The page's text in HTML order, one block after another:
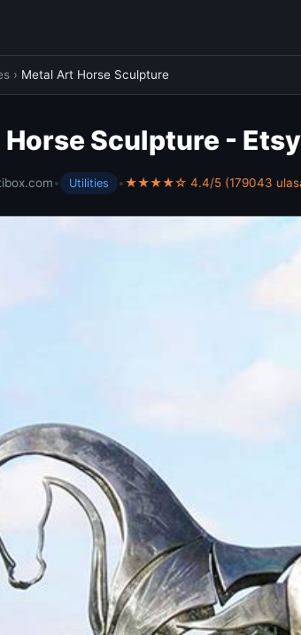
› Metal Art Horse Sculpture
Sculpture -
• Utilities •★★★★☆ 4.4/5 (179043